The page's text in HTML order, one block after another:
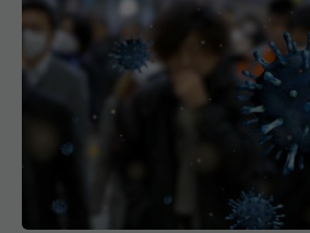
Creștere îngrijorătoare a
România